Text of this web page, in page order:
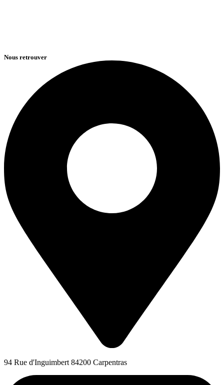
Nous retrouver
94 Rue d'Inguimbert 84200 Carpentras